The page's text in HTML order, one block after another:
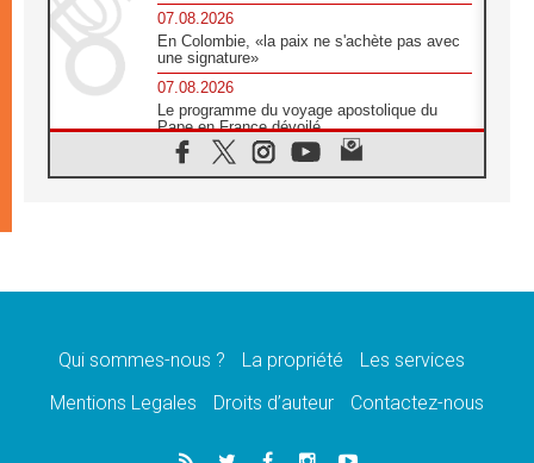
07.08.2026
En Colombie, «la paix ne s'achète pas avec
une signature»
07.08.2026
Le programme du voyage apostolique du
Pape en France dévoilé
07.08.2026
1ère Conférence continentale sur l'éducation
07.08.2026
07.08.2026
lancement des «dix jours de prière pour la
06.08.2026
Qui sommes-nous ? La propriété
Les services
Mentions Legales
Droits d’auteur Contactez-nous